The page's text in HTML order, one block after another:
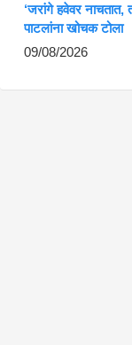
‘जरांगे हवेवर नाचतात,
पाटलांना खोचक टोला
09/08/2026